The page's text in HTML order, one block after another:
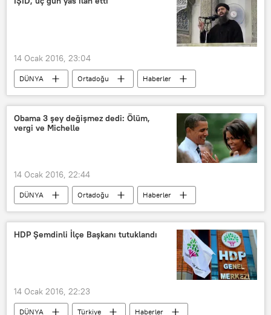
14 Ocak 2016, 23:04
DÜNYA Ortadoğu
Haberler
Irak
Ramadi IŞİD
Obama 3 şey değişmez dedi: Ölüm,
vergi ve Michelle
14 Ocak 2016, 22:44
DÜNYA Ortadoğu
Haberler
ABD
Barack Obama
Michelle Obama
HDP Şemdinli İlçe Başkanı tutuklandı
14 Ocak 2016, 22:23
DÜNYA Türkiye
Haberler